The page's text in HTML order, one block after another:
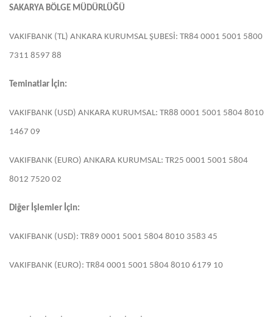
SAKARYA BÖLGE MÜDÜRLÜĞÜ
VAKIFBANK (TL) ANKARA KURUMSAL ŞUBESİ: TR84 0001 5001 5800
7311 8597 88
Teminatlar İçin:
VAKIFBANK (USD) ANKARA KURUMSAL: TR88 0001 5001 5804 8010
1467 09
VAKIFBANK (EURO) ANKARA KURUMSAL: TR25 0001 5001 5804
8012 7520 02
Diğer İşlemler İçin:
VAKIFBANK (USD): TR89 0001 5001 5804 8010 3583 45
VAKIFBANK (EURO): TR84 0001 5001 5804 8010 6179 10